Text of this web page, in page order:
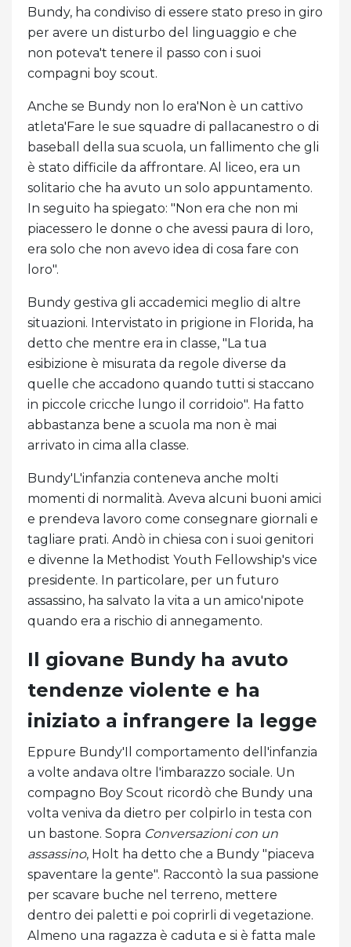
Bundy, ha condiviso di essere stato preso in giro
per avere un disturbo del linguaggio e che
non poteva't tenere il passo con i suoi
compagni boy scout.
Anche se Bundy non lo era'Non è un cattivo
atleta'Fare le sue squadre di pallacanestro o di
baseball della sua scuola, un fallimento che gli
è stato difficile da affrontare. Al liceo, era un
solitario che ha avuto un solo appuntamento.
In seguito ha spiegato: "Non era che non mi
piacessero le donne o che avessi paura di loro,
era solo che non avevo idea di cosa fare con
loro".
Bundy gestiva gli accademici meglio di altre
situazioni. Intervistato in prigione in Florida, ha
detto che mentre era in classe, "La tua
esibizione è misurata da regole diverse da
quelle che accadono quando tutti si staccano
in piccole cricche lungo il corridoio". Ha fatto
abbastanza bene a scuola ma non è mai
arrivato in cima alla classe.
Bundy'L'infanzia conteneva anche molti
momenti di normalità. Aveva alcuni buoni amici
e prendeva lavoro come consegnare giornali e
tagliare prati. Andò in chiesa con i suoi genitori
e divenne la Methodist Youth Fellowship's vice
presidente. In particolare, per un futuro
assassino, ha salvato la vita a un amico'nipote
quando era a rischio di annegamento.
Il giovane Bundy ha avuto
tendenze violente e ha
iniziato a infrangere la legge
Eppure Bundy'Il comportamento dell'infanzia
a volte andava oltre l'imbarazzo sociale. Un
compagno Boy Scout ricordò che Bundy una
volta veniva da dietro per colpirlo in testa con
un bastone. Sopra Conversazioni con un
assassino, Holt ha detto che a Bundy "piaceva
spaventare la gente". Raccontò la sua passione
per scavare buche nel terreno, mettere
dentro dei paletti e poi coprirli di vegetazione.
Almeno una ragazza è caduta e si è fatta male